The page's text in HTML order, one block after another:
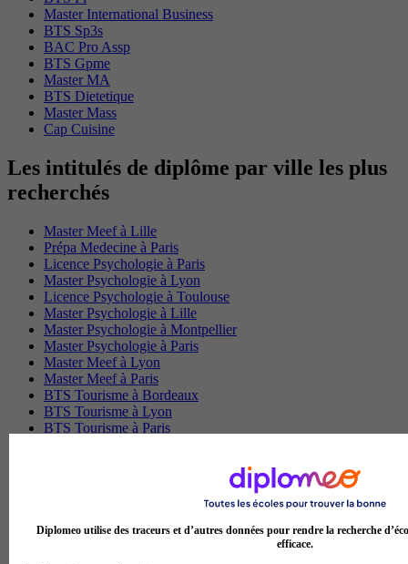
Master International Business
BTS Sp3s
BAC Pro Assp
BTS Gpme
Master MA
BTS Dietetique
Master Mass
Cap Cuisine
Les intitulés de diplôme par ville les plus
recherchés
Master Meef à Lille
Prépa Medecine à Paris
Licence Psychologie à Paris
Master Psychologie à Lyon
Licence Psychologie à Toulouse
Master Psychologie à Lille
Master Psychologie à Montpellier
Master Psychologie à Paris
Master Meef à Lyon
Master Meef à Paris
BTS Tourisme à Bordeaux
BTS Tourisme à Lyon
BTS Tourisme à Paris
BTS Communication à Bordeaux
Master Psychologie à Angers
BTS Communication à Lyon
Diplomeo utilise des traceurs et d’autres données pour rendre la recherche
efficace.